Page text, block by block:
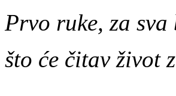
Prvo ruke, za
što će čitav život